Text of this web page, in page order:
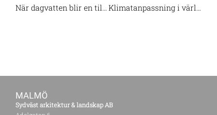
När dagvatten blir en tillgång Klimatanpassning i världsarvet
MALMÖ
Sydväst arkitektur & landskap AB